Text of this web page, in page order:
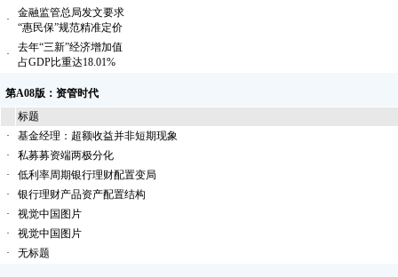
·
金融监管总局发文要求
“惠民保”规范精准定价
·
去年“三新”经济增加值
占GDP比重达18.01%
第A08版：资管时代
标题
·
基金经理：超额收益并非短期现象
·
私募募资端两极分化
·
低利率周期银行理财配置变局
·
银行理财产品资产配置结构
·
视觉中国图片
·
视觉中国图片
·
无标题